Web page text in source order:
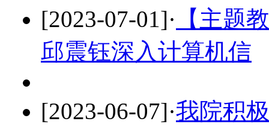
[2023-07-01]· 【主题
邱震钰深入计算机信
[2023-06-07]·我院积